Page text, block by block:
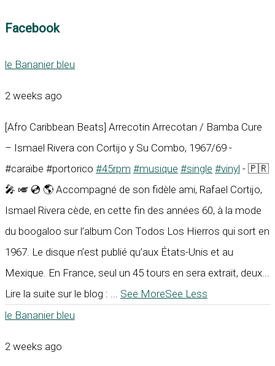
Facebook
le Bananier bleu
2 weeks ago
[Afro Caribbean Beats] Arrecotin Arrecotan / Bamba Cure
– Ismael Rivera con Cortijo y Su Combo, 1967/69 -
#caraïbe #portorico #45rpm #musique #single #vinyl - 🇵🇷
🎤 🎺 💿 🌎 Accompagné de son fidèle ami, Rafael Cortijo,
Ismael Rivera cède, en cette fin des années 60, à la mode
du boogaloo sur l’album Con Todos Los Hierros qui sort en
1967. Le disque n’est publié qu’aux États-Unis et au
Mexique. En France, seul un 45 tours en sera extrait, deux...
Lire la suite sur le blog :
See MoreSee Less
le Bananier bleu
2 weeks ago